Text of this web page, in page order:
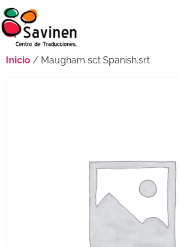
Inicio / Maugham sct Spanish.srt